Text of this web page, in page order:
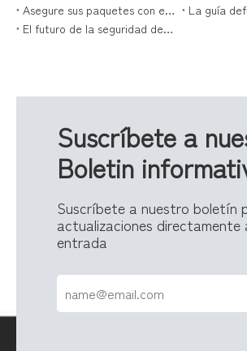
Asegure sus paquetes con estilo: la guía definitiva para cajas de paquetes
El futuro de la seguridad de los paquetes está aquí con las cajas de entrega de paquetes
Suscríbete a
Boletin
Suscríbete a nuestro boletín
actualizaciones
entrada